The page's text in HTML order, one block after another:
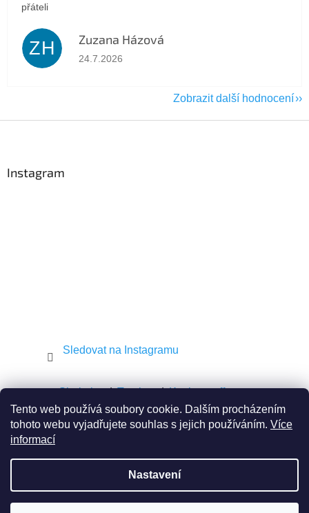
Tento web používá soubory cookie. Dalším procházením
tohoto webu vyjadřujete souhlas s jejich používáním. Více
informací
Nastavení
přáteli
ZH Zuzana Házová
Hodnocení obchodu je 5 z 5 hvězdiček.
24.7.2026
Zobrazit další hodnocení
Instagram
Sledovat na Instagramu
Shekel.cz Torah.cz Kosher-coffee.cz
Vytvořil Shoptet
Copyright 2026JEWISH E-SHOP. Všechna práva